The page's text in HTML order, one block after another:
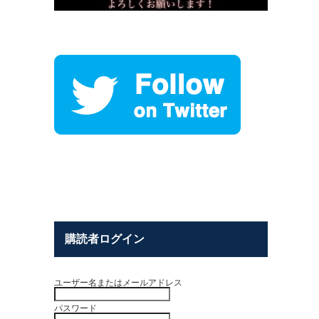
購読者ログイン
ユーザー名またはメールアドレス
パスワード